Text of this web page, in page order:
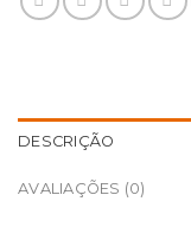
DESCRIÇÃO
AVALIAÇÕES (0)